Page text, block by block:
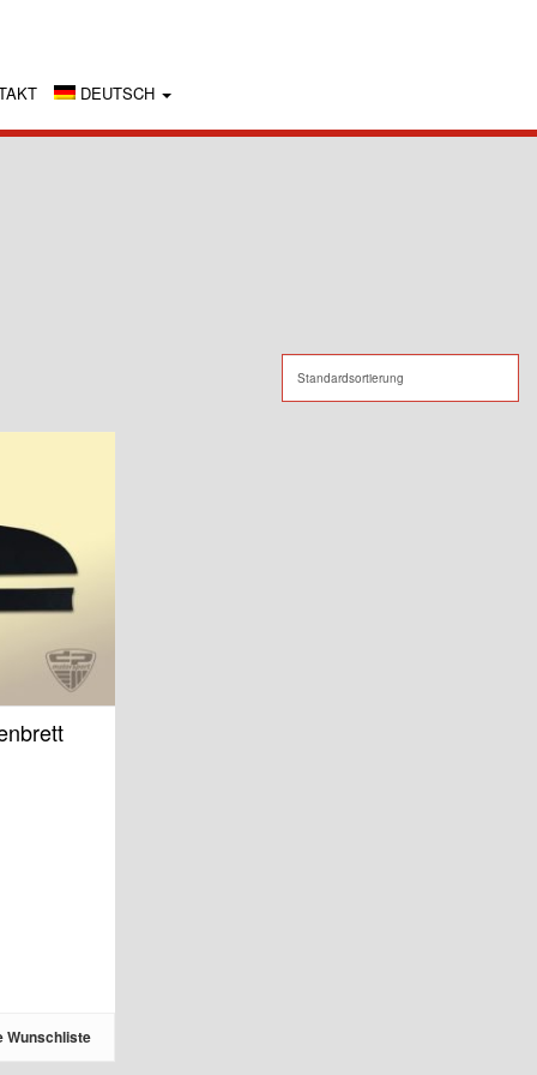
DEUTSCH
Wunschliste